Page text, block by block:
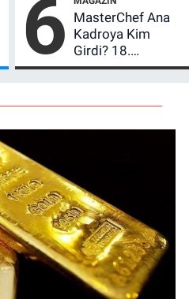
MasterChef'i
Geride Bıraktı
6 MasterChef Ana
Kadroya Kim
Girdi? 18.
Önlüğün Sahibi